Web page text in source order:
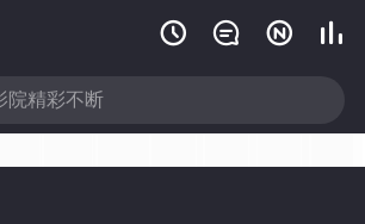
   